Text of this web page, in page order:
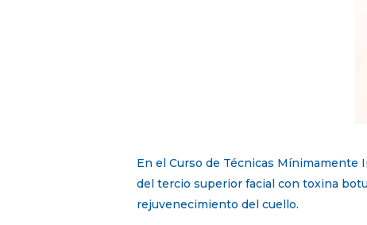
En el Curso de Técnicas
del tercio superior facial con toxina
rejuvenecimiento del cuello.